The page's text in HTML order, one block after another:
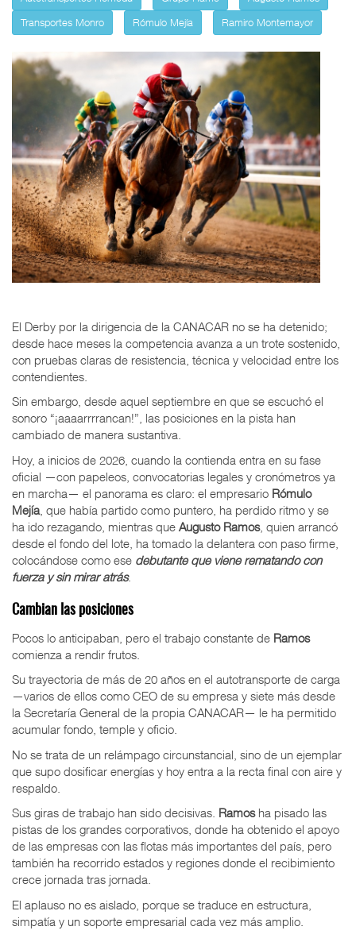
Transportes Monro
Rómulo Mejía Ramiro Montemayor
El Derby por la dirigencia de la CANACAR no se ha detenido;
desde hace meses la competencia avanza a un trote sostenido,
con pruebas claras de resistencia, técnica y velocidad entre los
contendientes.
Sin embargo, desde aquel septiembre en que se escuchó el
sonoro “¡aaaarrrrancan!”, las posiciones en la pista han
cambiado de manera sustantiva.
Hoy, a inicios de 2026, cuando la contienda entra en su fase
oficial —con papeleos, convocatorias legales y cronómetros ya
en marcha— el panorama es claro: el empresario Rómulo
Mejía, que había partido como puntero, ha perdido ritmo y se
ha ido rezagando, mientras que Augusto Ramos, quien arrancó
desde el fondo del lote, ha tomado la delantera con paso firme,
colocándose como ese debutante que viene rematando con
fuerza y sin mirar atrás.
Cambian las posiciones
Pocos lo anticipaban, pero el trabajo constante de Ramos
comienza a rendir frutos.
Su trayectoria de más de 20 años en el autotransporte de carga
—varios de ellos como CEO de su empresa y siete más desde
la Secretaría General de la propia CANACAR— le ha permitido
acumular fondo, temple y oficio.
No se trata de un relámpago circunstancial, sino de un ejemplar
que supo dosificar energías y hoy entra a la recta final con aire y
respaldo.
Sus giras de trabajo han sido decisivas. Ramosha pisado las
pistas de los grandes corporativos, donde ha obtenido el apoyo
de las empresas con las flotas más importantes del país, pero
también ha recorrido estados y regiones donde el recibimiento
crece jornada tras jornada.
El aplauso no es aislado, porque se traduce en estructura,
simpatía y un soporte empresarial cada vez más amplio.